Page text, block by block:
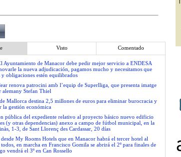
Visto Comentado
Ayuntamiento de Manacor debe pedir mejor servicio a ENDESA
la nueva adjudicación, pagamos mucho y necesitamos que
y obligaciones estén equilibrados
renova patrocini amb l’equip de Superlliga, que presenta imatge
alemany Stefan Thiel
Mallorca destina 2,5 millones de euros para eliminar burocracia y
la gestión económica
pública del expediente relativo al proyecto básico nuevo edificio
(y otras dependencias) anexo a campo de fútbol municipal, en la
1-3, de Sant Llorenç des Cardassar, 20 días
desde My Rooms Hotels que en Manacor habrá el tercer hotel al
en marcha en Francisco Gomila se abrirá el 2º para finales de
vendrá el 3º en Can Rossello